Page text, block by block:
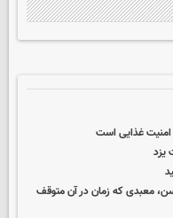
امنیت غذایی است
یزد
معبدی که زمان در آن متوقف